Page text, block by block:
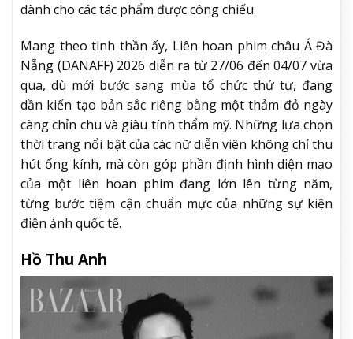
dành cho các tác phẩm được công chiếu.
Mang theo tinh thần ấy, Liên hoan phim châu Á Đà
Nẵng (DANAFF) 2026 diễn ra từ 27/06 đến 04/07 vừa
qua, dù mới bước sang mùa tổ chức thứ tư, đang
dần kiến tạo bản sắc riêng bằng một thảm đỏ ngày
càng chỉn chu và giàu tính thẩm mỹ. Những lựa chọn
thời trang nổi bật của các nữ diễn viên không chỉ thu
hút ống kính, mà còn góp phần định hình diện mạo
của một liên hoan phim đang lớn lên từng năm,
từng bước tiệm cận chuẩn mực của những sự kiện
điện ảnh quốc tế.
Hồ Thu Anh